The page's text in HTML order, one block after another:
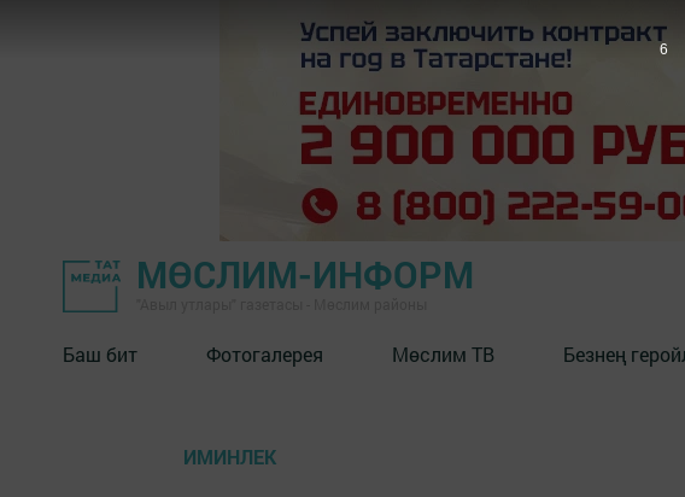
МӨСЛИМ-ИНФОРМ
Баш бит Фотогалерея Мөслим ТВ Безнең
ИМИНЛЕК
5